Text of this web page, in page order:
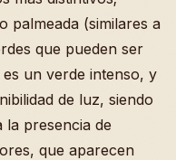
palmeada (similares a
que pueden ser
un verde intenso, y
de luz, siendo
la presencia de
que aparecen